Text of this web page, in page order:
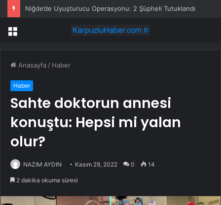
Niğde’de Uyuşturucu Operasyonu: 2 Şüpheli Tutuklandı
Menü
Anasayfa / Haber
Haber
Sahte doktorun annesi
konuştu: Hepsi mi yalan
olur?
NAZIM AYDIN Kasım 29, 2022 0 14
2 dakika okuma süresi